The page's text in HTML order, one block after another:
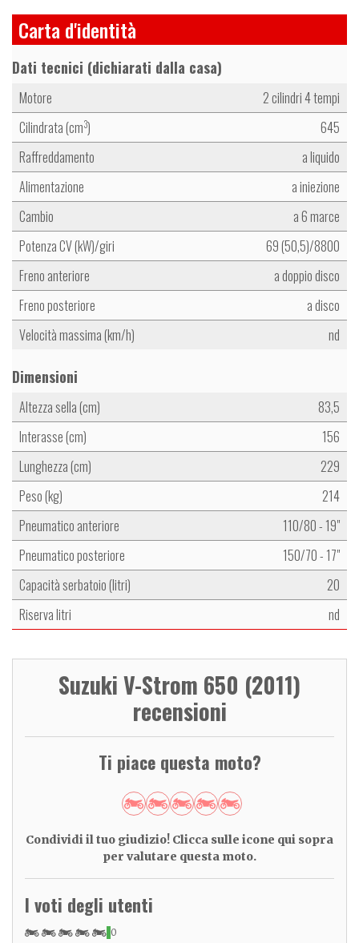
Carta d'identità
Dati tecnici (dichiarati dalla casa)
Motore
2 cilindri 4 tempi
Cilindrata (cm3)
645
Raffreddamento
a liquido
Alimentazione
a iniezione
Cambio
a 6 marce
Potenza CV (kW)/giri
69 (50,5)/8800
Freno anteriore
a doppio disco
Freno posteriore
a disco
Velocità massima (km/h)
nd
Dimensioni
Altezza sella (cm)
83,5
Interasse (cm)
156
Lunghezza (cm)
229
Peso (kg)
214
Pneumatico anteriore
110/80 - 19"
Pneumatico posteriore
150/70 - 17"
Capacità serbatoio (litri)
20
Riserva litri
nd
Suzuki V-Strom 650 (2011)
recensioni
Ti piace questa moto?
Condividi il tuo giudizio! Clicca sulle icone qui sopra
per valutare questa moto.
I voti degli utenti
0